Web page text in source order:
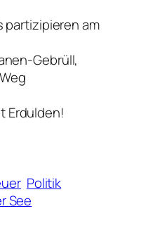
partizipieren am
Gebrüll,
Erdulden!
Politik
See